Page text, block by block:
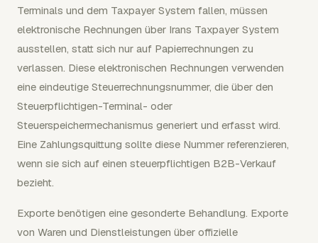
Terminals und dem Taxpayer System fallen, müssen
elektronische Rechnungen über Irans Taxpayer System
ausstellen, statt sich nur auf Papierrechnungen zu
verlassen. Diese elektronischen Rechnungen verwenden
eine eindeutige Steuerrechnungsnummer, die über den
Steuerpflichtigen-Terminal- oder
Steuerspeichermechanismus generiert und erfasst wird.
Eine Zahlungsquittung sollte diese Nummer referenzieren,
wenn sie sich auf einen steuerpflichtigen B2B-Verkauf
bezieht.
Exporte benötigen eine gesonderte Behandlung. Exporte
von Waren und Dienstleistungen über offizielle